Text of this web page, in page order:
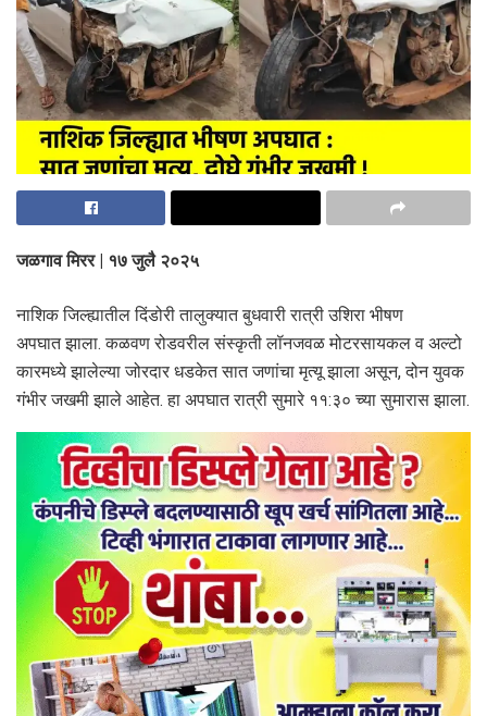
जळगाव मिरर | १७ जुलै २०२५
नाशिक जिल्ह्यातील दिंडोरी तालुक्यात बुधवारी रात्री उशिरा भीषण
अपघात झाला. कळवण रोडवरील संस्कृती लॉनजवळ मोटरसायकल व अल्टो
कारमध्ये झालेल्या जोरदार धडकेत सात जणांचा मृत्यू झाला असून, दोन युवक
गंभीर जखमी झाले आहेत. हा अपघात रात्री सुमारे ११:३० च्या सुमारास झाला.